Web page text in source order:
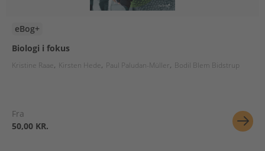
eBog+
Biologi i fokus
Kristine Raae Kirsten Hede Paul Paludan-Müller Bodil Blem Bidstrup
Fra
50,00 KR.